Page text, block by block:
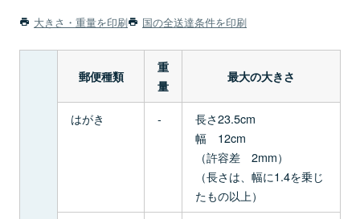
大きさ・重量を印刷 国の全送達条件を印刷
郵便種類
重
量
最大の大きさ
はがき -
長さ23.5cm
幅 12cm
（許容差 2mm）
（長さは、幅に1.4を乗じ
たもの以上）